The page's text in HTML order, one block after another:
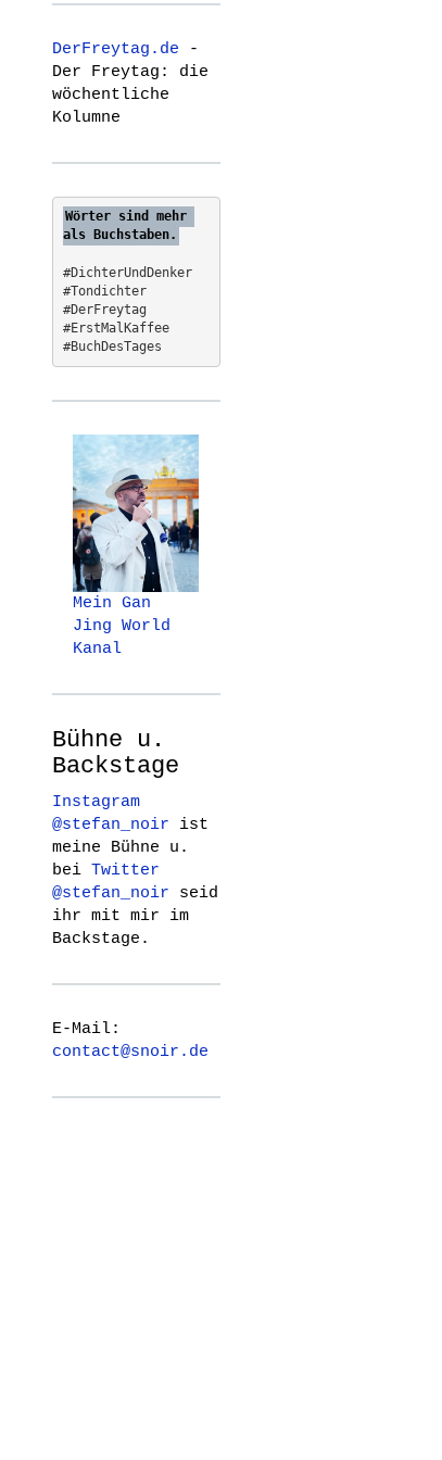
r
h
f
o
r
DerFreytag.de -
Der Freytag: die
wöchentliche
Kolumne
Wörter sind mehr
als Buchstaben.
#DichterUndDenker
#Tondichter
#DerFreytag
#ErstMalKaffee
#BuchDesTages
Mein Gan
Jing World
Kanal
Bühne u.
Backstage
Instagram
@stefan_noir ist
meine Bühne u.
bei Twitter
@stefan_noir seid
ihr mit mir im
Backstage.
E-Mail:
contact@snoir.de